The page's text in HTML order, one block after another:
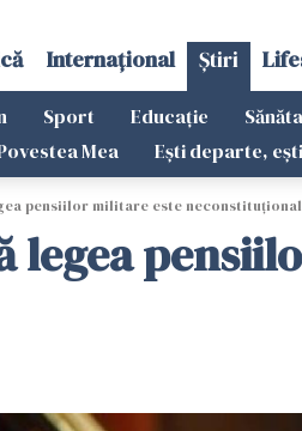
Internațional Știri
Sport Educație
Mea
Ești departe,
pensiilor militare este
legea